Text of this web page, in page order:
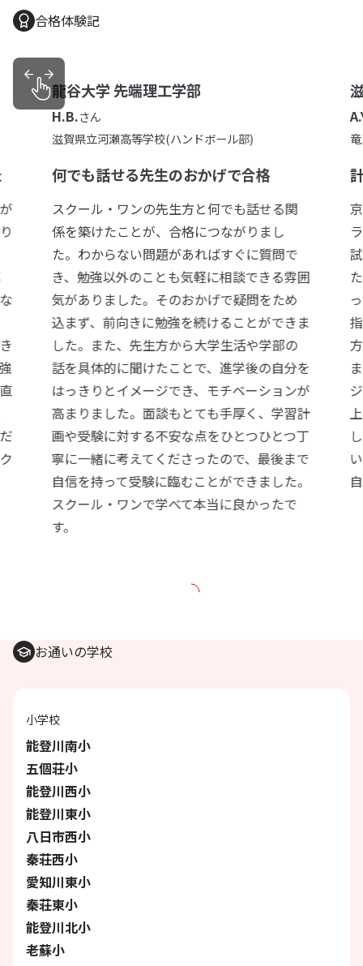
合格体験記
龍谷大学 先端理工学部
H.B.さん
滋賀県立河瀬高等学校(ハンドボール部)
何でも話せる先生のおかげで合格
スクール・ワンの先生方と何でも話せる関
係を築けたことが、合格につながりまし
た。わからない問題があればすぐに質問で
き、勉強以外のことも気軽に相談できる雰囲
気がありました。そのおかげで疑問をため
込まず、前向きに勉強を続けることができま
した。また、先生方から大学生活や学部の
話を具体的に聞けたことで、進学後の自分を
はっきりとイメージでき、モチベーションが
高まりました。面談もとても手厚く、学習計
画や受験に対する不安な点をひとつひとつ丁
寧に一緒に考えてくださったので、最後まで
自信を持って受験に臨むことができました。
スクール・ワンで学べて本当に良かったで
す。
お通いの学校
小学校
能登川南小
五個荘小
能登川西小
能登川東小
八日市西小
秦荘西小
愛知川東小
秦荘東小
能登川北小
老蘇小